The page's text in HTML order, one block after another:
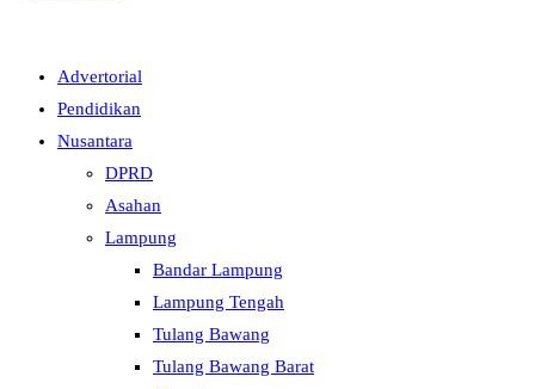
Advertorial
Pendidikan
Nusantara
DPRD
Asahan
Lampung
Bandar Lampung
Lampung Tengah
Tulang Bawang
Tulang Bawang Barat